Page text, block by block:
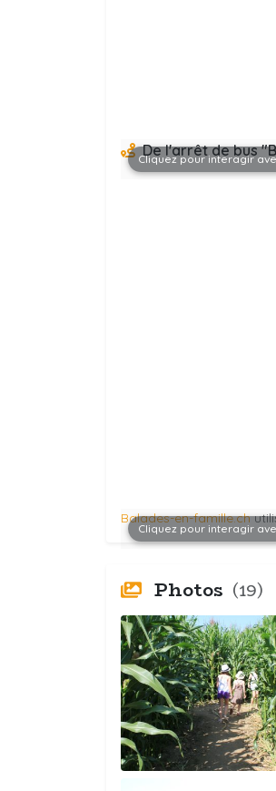
Cliquez pour interagir
De l'arrêt de bus
Cliquez pour interagir
Balades-en-famille.ch
Photos (19)